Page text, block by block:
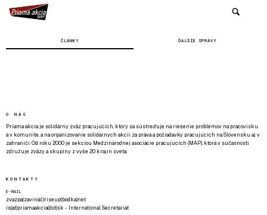
ČLÁNKY ĎALŠIE SPRÁVY
O NÁS
Priama akcia je solidárny zväz pracujúcich, ktorý sa sústreďuje na riešenie problémov na pracovisku
a v komunite, a na organizovanie solidárnych akcií za práva a požiadavky pracujúcich na Slovensku aj v
zahraničí. Od roku 2000 je sekciou Medzinárodnej asociácie pracujúcich (MAP), ktorá v súčasnosti
združuje zväzy a skupiny z vyše 20 krajín sveta.
KONTAKTY
E-MAIL
zvazpa(zavináč)riseup(bodka)net
is(at)priamaakcia(dot)sk - International Secretariat